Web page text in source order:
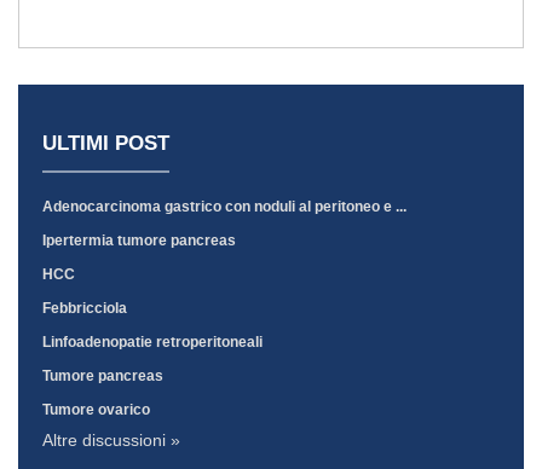
ULTIMI POST
Adenocarcinoma gastrico con noduli al peritoneo e ...
Ipertermia tumore pancreas
HCC
Febbricciola
Linfoadenopatie retroperitoneali
Tumore pancreas
Tumore ovarico
Altre discussioni »